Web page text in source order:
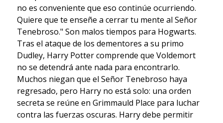
no es conveniente que eso continúe ocurriendo.
Quiere que te enseñe a cerrar tu mente al Señor
Tenebroso." Son malos tiempos para Hogwarts.
Tras el ataque de los dementores a su primo
Dudley, Harry Potter comprende que Voldemort
no se detendrá ante nada para encontrarlo.
Muchos niegan que el Señor Tenebroso haya
regresado, pero Harry no está solo: una orden
secreta se reúne en Grimmauld Place para luchar
contra las fuerzas oscuras. Harry debe permitir